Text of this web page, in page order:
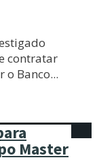
contratar
o Banco...
Master